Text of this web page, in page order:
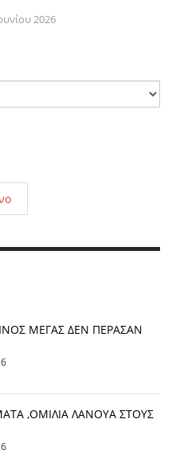
2026
ΜΕΓΑΣ ΔΕΝ ΠΕΡΑΣΑΝ
,ΟΜΙΛΙΑ ΛΑΝΟΥΑ ΣΤΟΥΣ